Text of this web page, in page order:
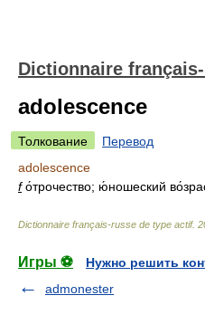
Dictionnaire
adolescence
Толкование
Перевод
adolescence
fо́трочество; ю́ношеский
Dictionnaire français-russe de type actif.
Игры ⚽
Нужно решить
admonester